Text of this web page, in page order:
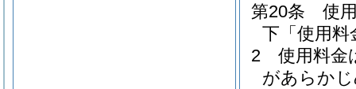
第20条
使
下「使用料
2
使用料金
があらか